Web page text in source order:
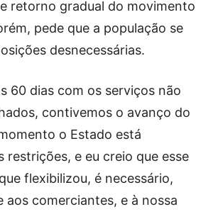
retorno gradual do movimento
pede que a população se
desnecessárias.
60 dias com os serviços não
contivemos o avanço do
o Estado está
restrições, e eu creio que esse
flexibilizou, é necessário,
aos comerciantes, e à nossa